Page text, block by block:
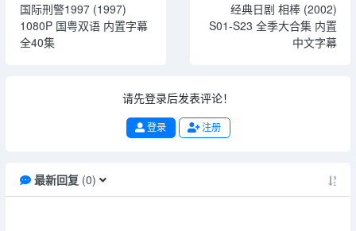
国际刑警1997 (1997)
1080P 国粤双语 内置字幕
全40集
经典日剧 相棒 (2002)
S01-S23 全季大合集 内置
中文字幕
请先登录后发表评论！
登录 注册
最新回复(0)